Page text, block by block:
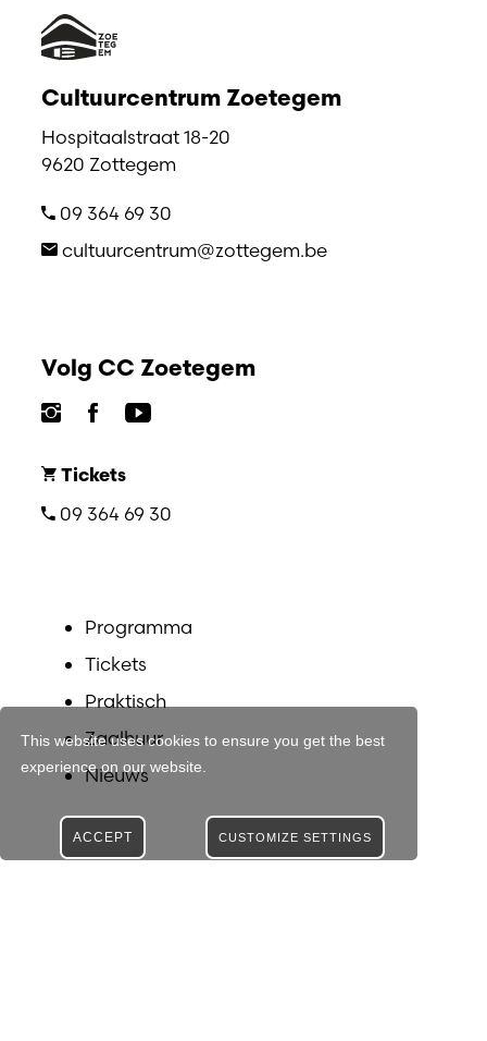
This website uses cookies to ensure you get the best
experience on our website.
CUSTOMIZE SETTINGS
ACCEPT
Cultuurcentrum Zoetegem
Hospitaalstraat 18-20
9620 Zottegem
09 364 69 30
cultuurcentrum@zottegem.be
Volg CC Zoetegem
Tickets
09 364 69 30
Programma
Tickets
Praktisch
Zaalhuur
Nieuws